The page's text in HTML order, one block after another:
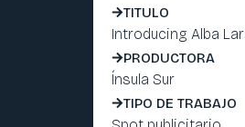
TITULO
Introducing Alba
PRODUCTORA
Ínsula Sur
TIPO DE TRABAJO